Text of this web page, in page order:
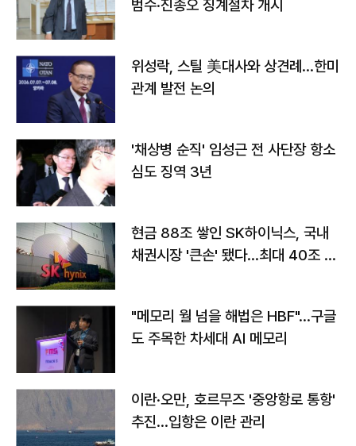
범수·진종오 징계절차 개시
위성락, 스틸 美대사와 상견례…한미
관계 발전 논의
'채상병 순직' 임성근 전 사단장 항소
심도 징역 3년
현금 88조 쌓인 SK하이닉스, 국내
채권시장 '큰손' 됐다…최대 40조 투
"메모리 월 넘을 해법은 HBF"…구글
도 주목한 차세대 AI 메모리
이란·오만, 호르무즈 '중앙항로 통항'
추진…입항은 이란 관리